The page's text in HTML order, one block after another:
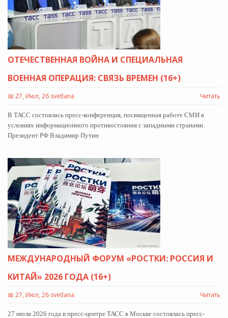
ОТЕЧЕСТВЕННАЯ ВОЙНА И СПЕЦИАЛЬНАЯ
ВОЕННАЯ ОПЕРАЦИЯ: СВЯЗЬ ВРЕМЕН (16+)
📅 27, Июл, 26 svetlana Читать
В ТАСС состоялась пресс-конференция, посвященная работе СМИ в
условиях информационного противостояния с западными странами.
Президент РФ Владимир Путин
МЕЖДУНАРОДНЫЙ ФОРУМ «РОСТКИ: РОССИЯ И
КИТАЙ» 2026 ГОДА (16+)
📅 27, Июл, 26 svetlana Читать
27 июля 2026 года в пресс-центре ТАСС в Москве состоялась пресс-